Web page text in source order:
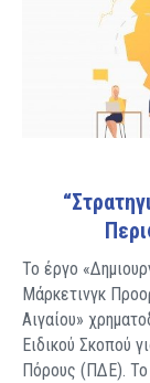
Το έργο
Μάρκετινγκ
Αιγαίου»
Ειδικού Σκοπού
Πόρους (ΠΔΕ). Το